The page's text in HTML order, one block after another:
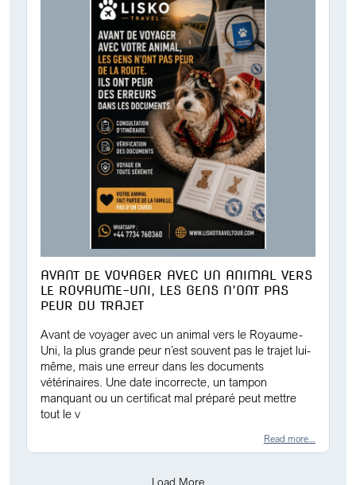
AVANT DE VOYAGER AVEC UN ANIMAL VERS
LE ROYAUME-UNI, LES GENS N’ONT PAS
PEUR DU TRAJET
Avant de voyager avec un animal vers le Royaume-
Uni, la plus grande peur n’est souvent pas le trajet lui-
même, mais une erreur dans les documents
vétérinaires. Une date incorrecte, un tampon
manquant ou un certificat mal préparé peut mettre
tout le v
Read more...
Load More